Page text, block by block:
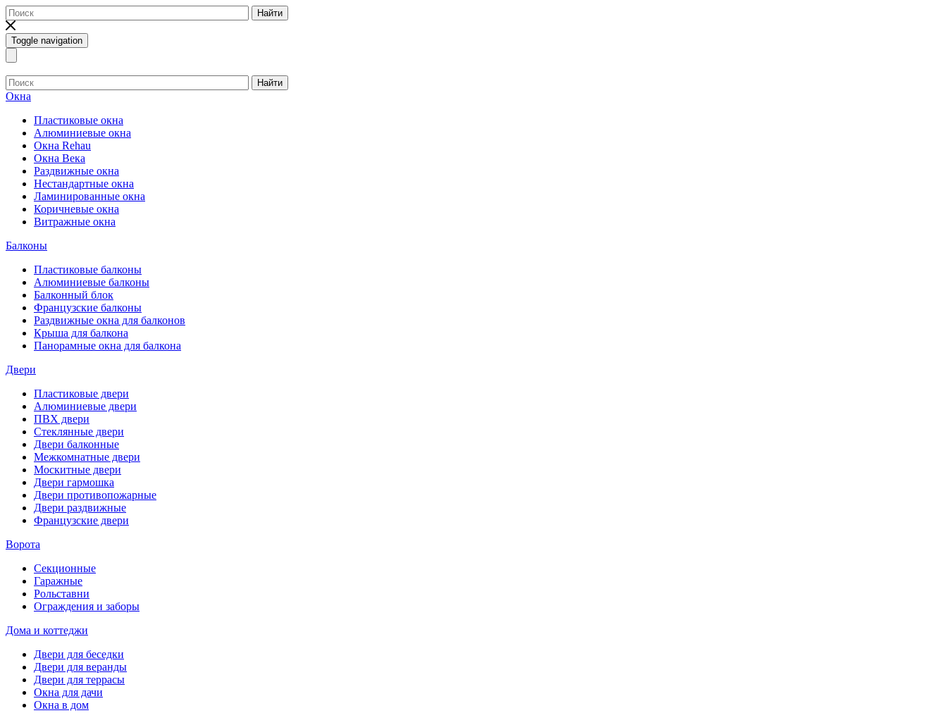
Найти
Toggle navigation
Найти
Окна
Пластиковые окна
Алюминиевые окна
Окна Rehau
Окна Века
Раздвижные окна
Нестандартные окна
Ламинированные окна
Коричневые окна
Витражные окна
Балконы
Пластиковые балконы
Алюминиевые балконы
Балконный блок
Французские балконы
Раздвижные окна для балконов
Крыша для балкона
Панорамные окна для балкона
Двери
Пластиковые двери
Алюминиевые двери
ПВХ двери
Стеклянные двери
Двери балконные
Межкомнатные двери
Москитные двери
Двери гармошка
Двери противопожарные
Двери раздвижные
Французские двери
Ворота
Секционные
Гаражные
Рольставни
Ограждения и заборы
Дома и коттеджи
Двери для беседки
Двери для веранды
Двери для террасы
Окна для дачи
Окна в дом